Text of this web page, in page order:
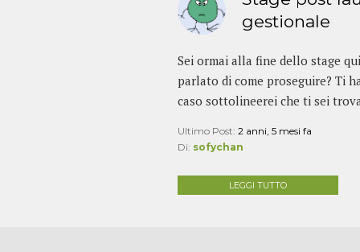
gestionale
Sei ormai alla fine dello stage
parlato di come proseguire? Ti
caso sottolineerei che ti sei
Ultimo Post: 2 anni, 5 mesi fa
Di: sofychan
LEGGI TUTTO